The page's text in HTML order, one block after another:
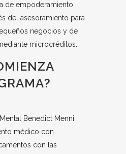
de empoderamiento
del asesoramiento para
negocios y de
microcréditos.
Benedict Menni
médico con
con las